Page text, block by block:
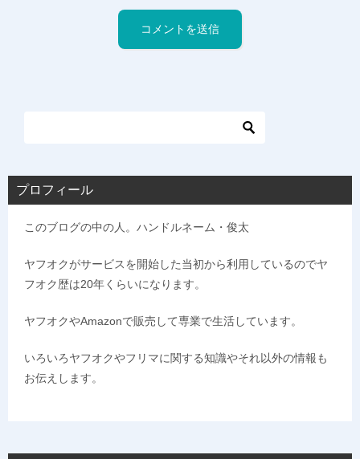
プロフィール
このブログの中の人。ハンドルネーム・俊太
ヤフオクがサービスを開始した当初から利用しているのでヤ
フオク歴は20年くらいになります。
ヤフオクやAmazonで販売して専業で生活しています。
いろいろヤフオクやフリマに関する知識やそれ以外の情報も
お伝えします。